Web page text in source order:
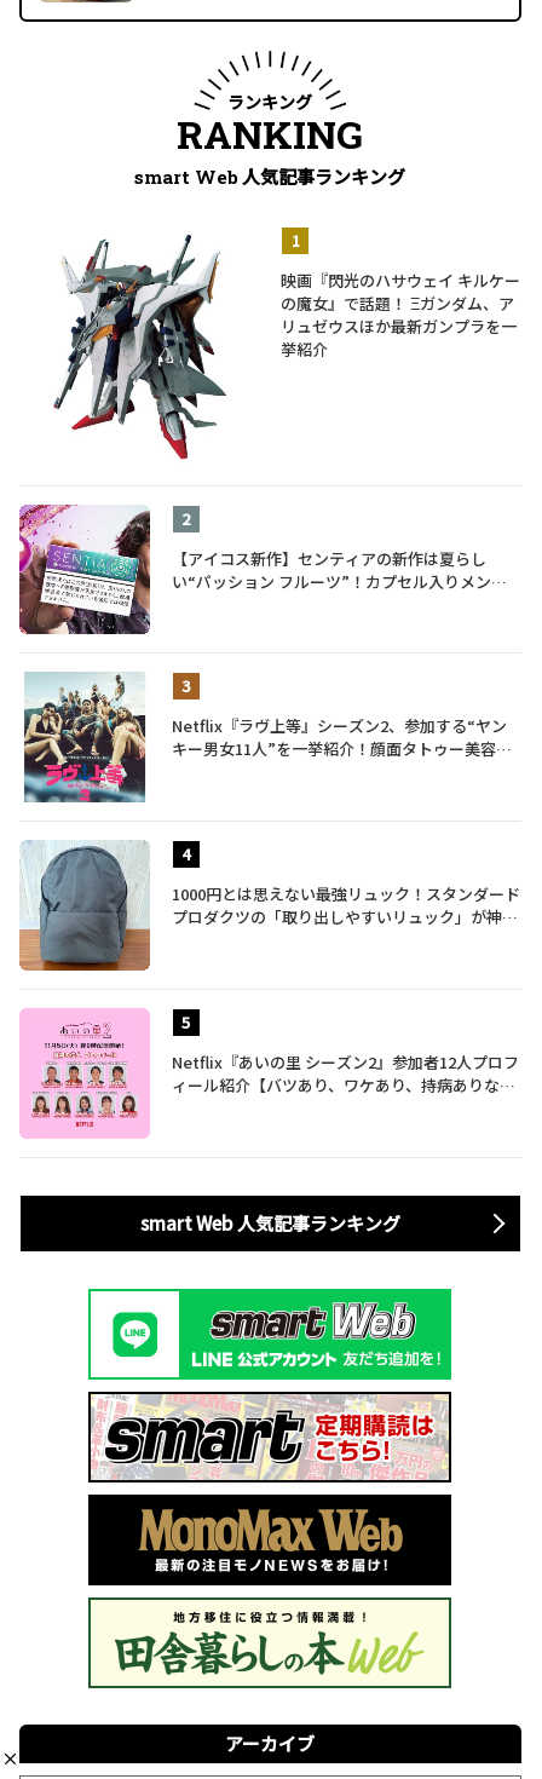
ランキング
RANKING
smart Web 人気記事ランキング
映画『閃光のハサウェイ キルケー
の魔女』で話題！ Ξガンダム、ア
リュゼウスほか最新ガンプラを一
挙紹介
【アイコス新作】センティアの新作は夏らし
い“パッション フルーツ”！カプセル入りメンソ
Netflix『ラヴ上等』シーズン2、参加する“ヤン
キー男女11人”を一挙紹介！顔面タトゥー美容
1000円とは思えない最強リュック！スタンダード
プロダクツの「取り出しやすいリュック」が神す
Netflix『あいの里 シーズン2』参加者12人プロフ
ィール紹介【バツあり、ワケあり、持病ありな35
smart Web 人気記事ランキング
アーカイブ